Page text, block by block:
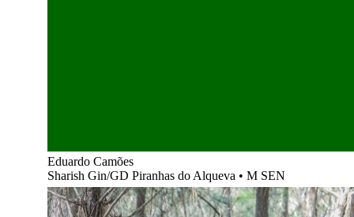
Eduardo Camões
Sharish Gin/GD Piranhas do Alqueva • M SEN